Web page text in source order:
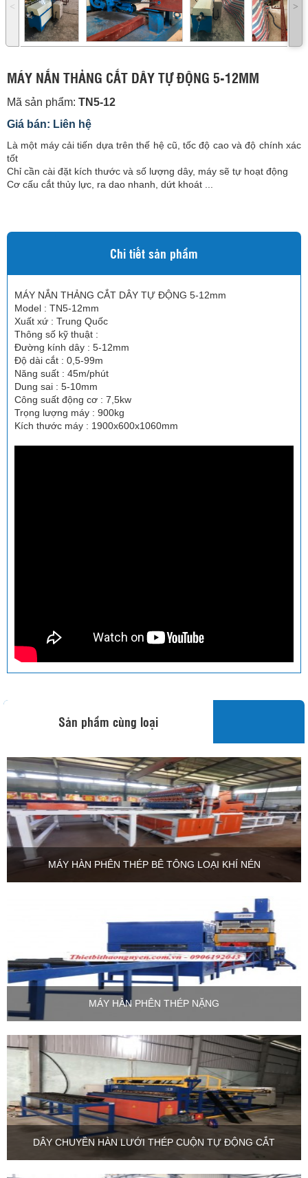
˂ ˃
MÁY NẮN THẢNG CẮT DÂY TỰ ĐỘNG 5-12MM
Mã sản phẩm: TN5-12
Giá bán: Liên hệ
Là một máy cải tiến dựa trên thế hệ cũ, tốc độ cao và độ chính xác
tốt
Chỉ cần cài đặt kích thước và số lượng dây, máy sẽ tự hoạt động
Cơ cấu cắt thủy lực, ra dao nhanh, dứt khoát ...
Chi tiết sản phẩm
MÁY NẮN THẢNG CẮT DÂY TỰ ĐỘNG 5-12mm
Model : TN5-12mm
Xuất xứ : Trung Quốc
Thông số kỹ thuật :
Đường kính dây : 5-12mm
Độ dài cắt : 0,5-99m
Năng suất : 45m/phút
Dung sai : 5-10mm
Công suất động cơ : 7,5kw
Trọng lượng máy : 900kg
Kích thước máy : 1900x600x1060mm
Sản phẩm cùng loại
MÁY HÀN PHÊN THÉP BÊ TÔNG LOẠI KHÍ NÉN
MÁY HÀN PHÊN THÉP NẶNG
DÂY CHUYỀN HÀN LƯỚI THÉP CUỘN TỰ ĐỘNG CẮT